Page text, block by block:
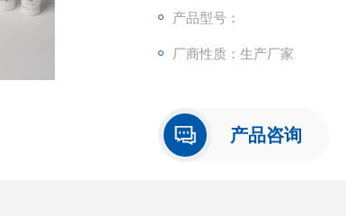
产品型号：
厂商性质：生产厂家
产品咨询